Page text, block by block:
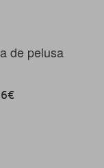
de pelusa